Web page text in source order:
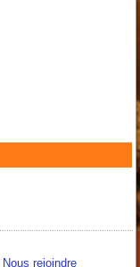
Nous rejoindre